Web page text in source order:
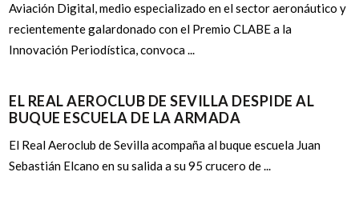
Aviación Digital, medio especializado en el sector aeronáutico y
recientemente galardonado con el Premio CLABE a la
Innovación Periodística, convoca ...
EL REAL AEROCLUB DE SEVILLA DESPIDE AL
BUQUE ESCUELA DE LA ARMADA
El Real Aeroclub de Sevilla acompaña al buque escuela Juan
Sebastián Elcano en su salida a su 95 crucero de ...